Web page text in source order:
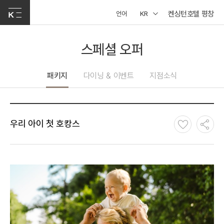
언어 KR 켄싱턴호텔 평창
스페셜 오퍼
패키지 다이닝 & 이벤트 지점소식
우리 아이 첫 호캉스